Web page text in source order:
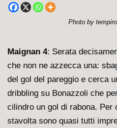
Photo by
Maignan 4: Serata
che non ne azzecca una:
del gol del pareggio e cerca
dribbling su Bonazzoli che
cilindro un gol di rabona. Per
stavolta sono quasi tutti